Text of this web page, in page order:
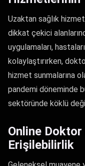
Uzaktan sağlık
dikkat çekici
uygulamaları,
kolaylaştırırken,
hizmet sunmalarına
pandemi döneminde
sektöründe köklü
Online Doktor
Erişilebilirlik